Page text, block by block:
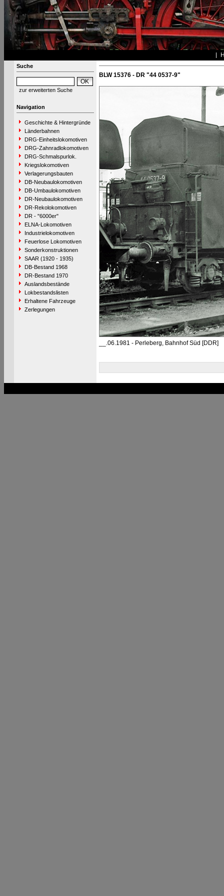
Suche
zur erweiterten Suche
Navigation
Geschichte & Hintergründe
Länderbahnen
DRG-Einheitslokomotiven
DRG-Zahnradlokomotiven
DRG-Schmalspurlok.
Kriegslokomotiven
Verlagerungsbauten
DB-Neubaulokomotiven
DB-Umbaulokomotiven
DR-Neubaulokomotiven
DR-Rekolokomotiven
DR - "6000er"
ELNA-Lokomotiven
Industrielokomotiven
Feuerlose Lokomotiven
Sonderkonstruktionen
SAAR (1920 - 1935)
DB-Bestand 1968
DR-Bestand 1970
Auslandsbestände
Lokbestandslisten
Erhaltene Fahrzeuge
Zerlegungen
BLW 15376 - DR "44 0537-9"
__.06.1981 - Perleberg, Bahnhof Süd [DDR]